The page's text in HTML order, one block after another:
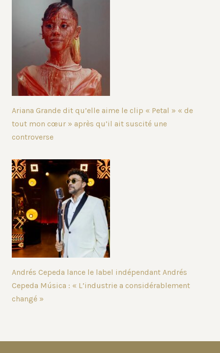
Ariana Grande dit qu’elle aime le clip « Petal » « de
tout mon cœur » après qu’il ait suscité une
controverse
Andrés Cepeda lance le label indépendant Andrés
Cepeda Música : « L’industrie a considérablement
changé »